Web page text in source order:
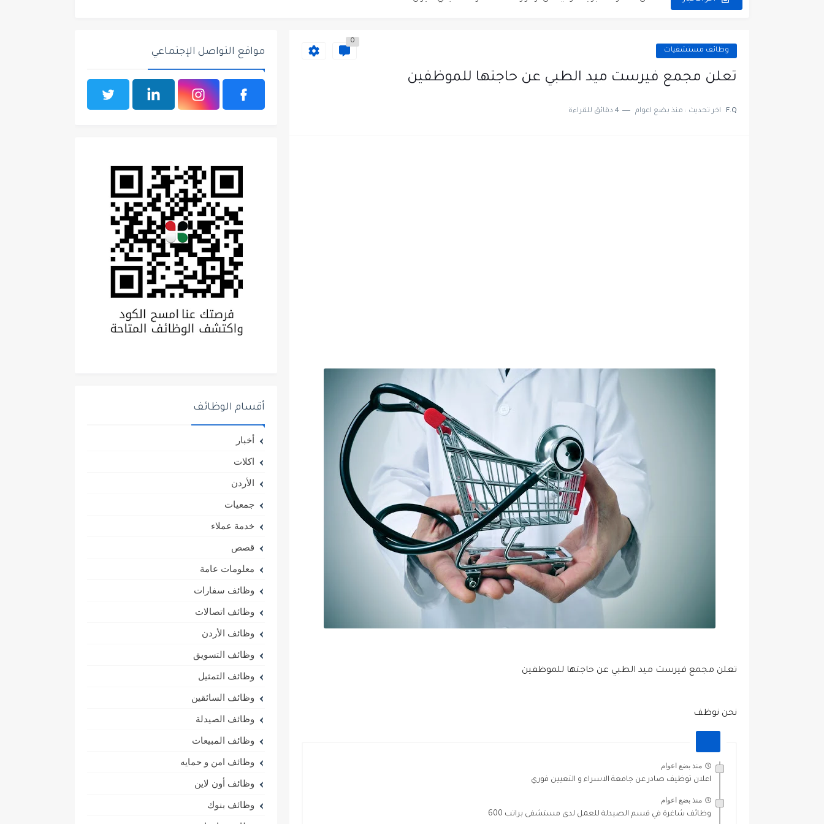
مطلوب عامل نظافة عدد 2 بدوام كامل او جزئي في...
تعلن مؤسسة التعليم لأجل التوظيف الأردنية وبالشراكة مع أكاديمية جولانسرالمجاني
وظائف مستشفيات
0
تعلن مجمع فيرست ميد الطبي عن حاجتها للموظفين
F.Q اخر تحديث : منذ بضع اعوام 4 دقائق للقراءة
تعلن مجمع فيرست ميد الطبي عن حاجتها للموظفين
نحن نوظف
منذ بضع اعوام
اعلان توظيف صادر عن جامعة الاسراء و التعيين فوري
منذ بضع اعوام
وظائف شاغرة في قسم الصيدلة للعمل لدى مستشفى براتب 600
مواقع التواصل الإجتماعي
أقسام الوظائف
أخبار
اكلات
الأردن
جمعيات
خدمة عملاء
قصص
معلومات عامة
وظائف سفارات
وظائف اتصالات
وظائف الأردن
وظائف التسويق
وظائف التمثيل
وظائف السائقين
وظائف الصيدلة
وظائف المبيعات
وظائف امن و حمايه
وظائف أون لاين
وظائف بنوك